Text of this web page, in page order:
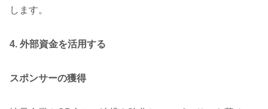
します。
4. 外部資金を活用する
スポンサーの獲得